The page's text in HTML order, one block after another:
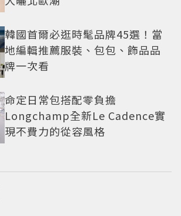
韓國首爾必逛時髦品牌45選！當
地編輯推薦服裝、包包、飾品品
牌一次看
命定日常包搭配零負擔
Longchamp全新Le Cadence實
現不費力的從容風格